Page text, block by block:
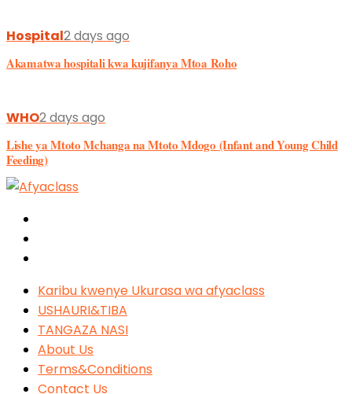
Hospital2 days ago
Akamatwa hospitali kwa kujifanya Mtoa Roho
WHO2 days ago
Lishe ya Mtoto Mchanga na Mtoto Mdogo (Infant and Young Child
Feeding)
Karibu kwenye Ukurasa wa afyaclass
USHAURI&TIBA
TANGAZA NASI
About Us
Terms&Conditions
Contact Us